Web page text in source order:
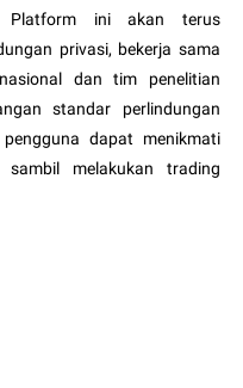
Platform ini akan terus
privasi, bekerja sama
dan tim penelitian
standar perlindungan
dapat menikmati
melakukan trading